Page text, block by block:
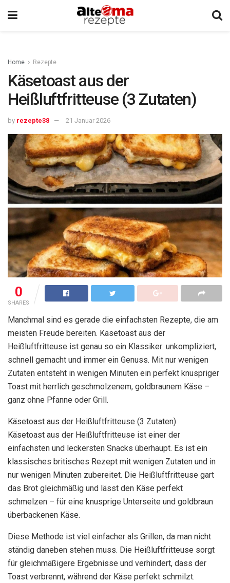
Home Rezepte
Käsetoast aus der
Heißluftfritteuse (3 Zutaten)
by rezepte38 21 Januar 2026
0
SHARES
Manchmal sind es gerade die einfachsten Rezepte, die am
meisten Freude bereiten. Käsetoast aus der
Heißluftfritteuse ist genau so ein Klassiker: unkompliziert,
schnell gemacht und immer ein Genuss. Mit nur wenigen
Zutaten entsteht in wenigen Minuten ein perfekt knuspriger
Toast mit herrlich geschmolzenem, goldbraunem Käse –
ganz ohne Pfanne oder Grill.
Käsetoast aus der Heißluftfritteuse (3 Zutaten)
Käsetoast aus der Heißluftfritteuse ist einer der
einfachsten und leckersten Snacks überhaupt. Es ist ein
klassisches britisches Rezept mit wenigen Zutaten und in
nur wenigen Minuten zubereitet. Die Heißluftfritteuse gart
das Brot gleichmäßig und lässt den Käse perfekt
schmelzen – für eine knusprige Unterseite und goldbraun
überbackenen Käse.
Diese Methode ist viel einfacher als Grillen, da man nicht
ständig daneben stehen muss. Die Heißluftfritteuse sorgt
für gleichmäßigere Ergebnisse und verhindert, dass der
Toast verbrennt, während der Käse perfekt schmilzt.